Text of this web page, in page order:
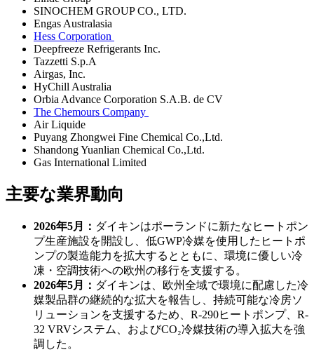
SINOCHEM GROUP CO., LTD.
Engas Australasia
Hess Corporation
Deepfreeze Refrigerants Inc.
Tazzetti S.p.A
Airgas, Inc.
HyChill Australia
Orbia Advance Corporation S.A.B. de CV
The Chemours Company
Air Liquide
Puyang Zhongwei Fine Chemical Co.,Ltd.
Shandong Yuanlian Chemical Co.,Ltd.
Gas International Limited
主要な業界動向
2026年5月： ダイキンはポーランドに新たなヒートポン
プ生産施設を開設し、低GWP冷媒を使用したヒートポ
ンプの製造能力を拡大するとともに、環境に優しい冷
凍・空調技術への欧州の移行を支援する。
2026年5月： ダイキンは、欧州全域で環境に配慮した冷
媒製品群の継続的な拡大を報告し、持続可能な冷房ソ
リューションを支援するため、R-290ヒートポンプ、R-
32 VRVシステム、およびCO₂冷媒技術の導入拡大を強
調した。